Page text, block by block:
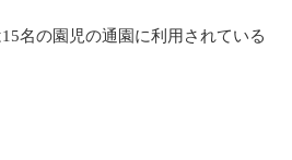
名の園児の通園に利用されている